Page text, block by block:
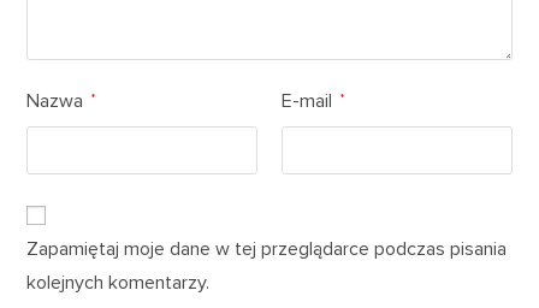
Nazwa * E-mail *
Zapamiętaj moje dane w tej przeglądarce podczas pisania
kolejnych komentarzy.